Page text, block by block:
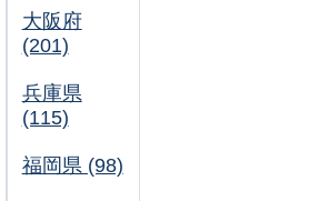
大阪府
(201)
兵庫県
(115)
福岡県 (98)